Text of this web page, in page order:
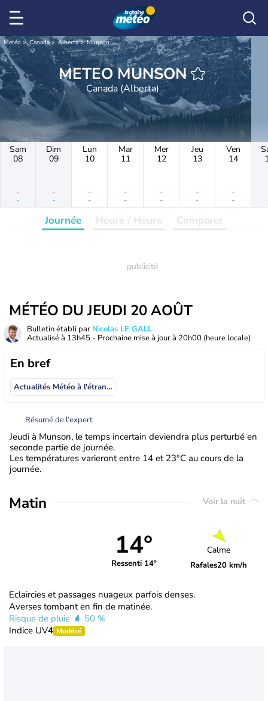
Météo Canada Alberta Munson
METEO MUNSON
Canada (Alberta)
Sam
08
-
-
Dim
09
-
-
Lun
10
-
-
Mar
11
-
-
Mer
12
-
-
Jeu
13
-
-
Ven
14
-
-
Journée Heure / Heure Comparer
MÉTÉO DU JEUDI 20 AOÛT
Bulletin établi par Nicolas LE GALL
Actualisé à 13h45 - Prochaine mise à jour à 20h00 (heure locale)
En bref
Actualités Météo à l'étranger
Résumé de l’expert
Jeudi à Munson, le temps incertain deviendra plus perturbé en
seconde partie de journée.
Les températures varieront entre 14 et 23°C au cours de la
journée.
Matin Voir la nuit
14°
Ressenti 14°
Calme
Rafales20 km/h
Eclaircies et passages nuageux parfois denses.
Averses tombant en fin de matinée.
Risque de pluie
50 %
Indice UV4 Modéré